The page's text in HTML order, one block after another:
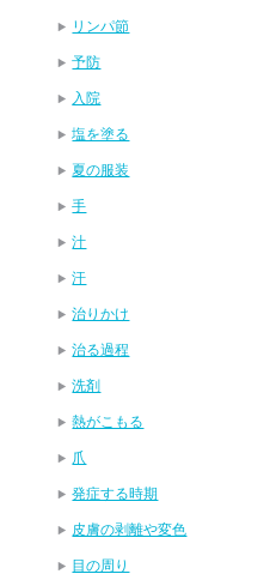
リンパ節
予防
入院
塩を塗る
夏の服装
手
汁
汗
治りかけ
治る過程
洗剤
熱がこもる
爪
発症する時期
皮膚の剥離や変色
目の周り